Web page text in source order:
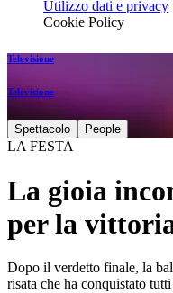
Utilizzo dati e privacy
Cookie Policy
Televisione
Televisione
Spettacolo People
LA FESTA
La gioia
per la
Dopo il verdetto finale, la
risata che ha conquistato tutti